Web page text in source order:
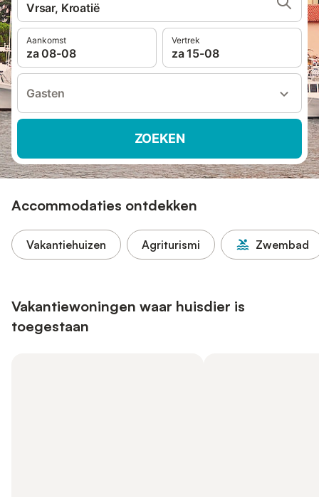
Vrsar, Kroatië
Aankomst
za 08-08
Vertrek
za 15-08
Gasten
ZOEKEN
Accommodaties ontdekken
Vakantiehuizen Agriturismi Zwembad
Vakantiewoningen waar huisdier is
toegestaan